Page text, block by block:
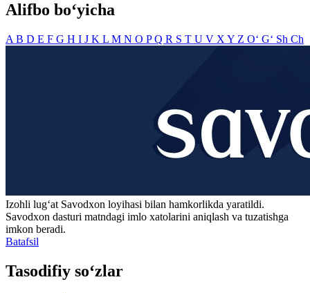
Alifbo bo‘yicha
A B D E F G H I J K L M N O PQ R S T U V X Y Z O‘ G‘ Sh Ch
Izohli lugʻat Savodxon loyihasi bilan hamkorlikda yaratildi.
Savodxon dasturi matndagi imlo xatolarini aniqlash va tuzatishga
imkon beradi.
Batafsil
Tasodifiy so‘zlar